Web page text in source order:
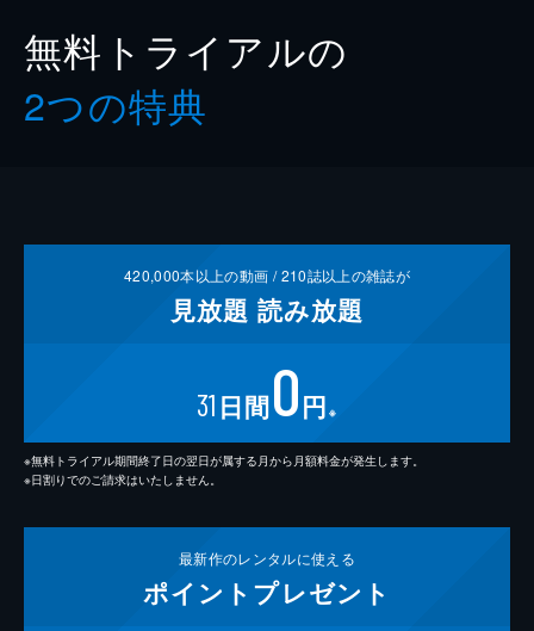
無料トライアルの
2つの特典
420,000本以上の動画 /210誌以上の雑誌が
見放題 読み放題
31 日間0円 ※
※無料トライアル期間終了日の翌日が属する月から月額料金が発生します。
※日割りでのご請求はいたしません。
最新作のレンタルに使える
ポイント プレゼント